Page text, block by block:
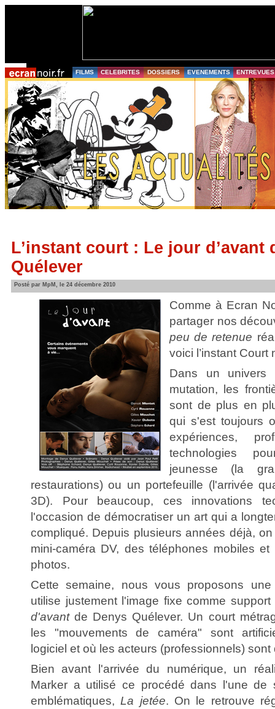
FILMS CELEBRITES DOSSIERS EVENEMENTS ENTREVUES
L’instant court : Le jour d’avant
Quélever
Posté par MpM, le 24 décembre 2010
Comme à Ecran
partager nos
peu de retenue
voici l’instant Court
Dans un univers
mutation, les
sont de plus en
qui s'est toujours
expériences,
technologies
jeunesse (la
restaurations) ou un portefeuille (l'arrivée
3D). Pour beaucoup, ces innovations
l'occasion de démocratiser un art qui a
compliqué. Depuis plusieurs années déjà,
mini-caméra DV, des téléphones mobiles
photos.
Cette semaine, nous vous proposons
utilise justement l'image fixe comme
d'avantde Denys Quélever. Un court
les "mouvements de caméra" sont
logiciel et où les acteurs (professionnels)
Bien avant l'arrivée du numérique, un
Marker a utilisé ce procédé dans l'une de
emblématiques,La jetée. On le retrouve